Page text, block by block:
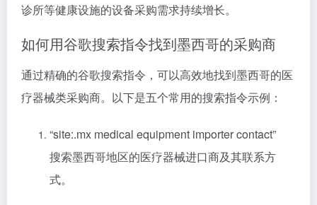
诊所等健康设施的设备采购需求持续增长。
如何用谷歌搜索指令找到墨西哥的采购商
通过精确的谷歌搜索指令，可以高效地找到墨西哥的医
疗器械类采购商。以下是五个常用的搜索指令示例：
“site:.mx medical equipment importer contact”
搜索墨西哥地区的医疗器械进口商及其联系方
式。